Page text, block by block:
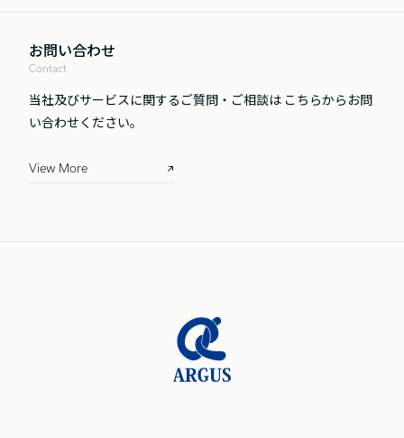
お問い合わせ
Contact
当社及びサービスに関するご質問・ご相談は こちらからお問
い合わせください。
View More